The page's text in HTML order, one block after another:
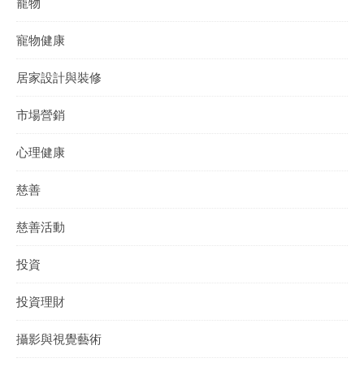
寵物健康
居家設計與裝修
市場營銷
心理健康
慈善
慈善活動
投資
投資理財
攝影與視覺藝術